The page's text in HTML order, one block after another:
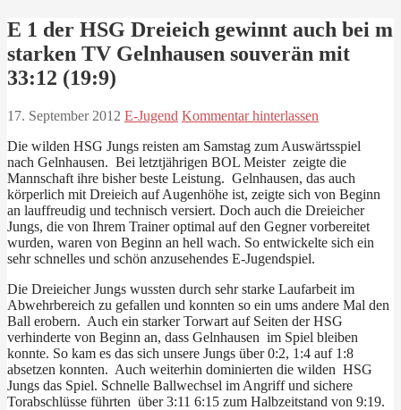
E 1 der HSG Dreieich gewinnt auch bei m
starken TV Gelnhausen souverän mit
33:12 (19:9)
17. September 2012 E-Jugend Kommentar hinterlassen
Die wilden HSG Jungs reisten am Samstag zum Auswärtsspiel
nach Gelnhausen. Bei letztjährigen BOL Meister zeigte die
Mannschaft ihre bisher beste Leistung. Gelnhausen, das auch
körperlich mit Dreieich auf Augenhöhe ist, zeigte sich von Beginn
an lauffreudig und technisch versiert. Doch auch die Dreieicher
Jungs, die von Ihrem Trainer optimal auf den Gegner vorbereitet
wurden, waren von Beginn an hell wach. So entwickelte sich ein
sehr schnelles und schön anzusehendes E-Jugendspiel.
Die Dreieicher Jungs wussten durch sehr starke Laufarbeit im
Abwehrbereich zu gefallen und konnten so ein ums andere Mal den
Ball erobern. Auch ein starker Torwart auf Seiten der HSG
verhinderte von Beginn an, dass Gelnhausen im Spiel bleiben
konnte. So kam es das sich unsere Jungs über 0:2, 1:4 auf 1:8
absetzen konnten. Auch weiterhin dominierten die wilden HSG
Jungs das Spiel. Schnelle Ballwechsel im Angriff und sichere
Torabschlüsse führten über 3:11 6:15 zum Halbzeitstand von 9:19.